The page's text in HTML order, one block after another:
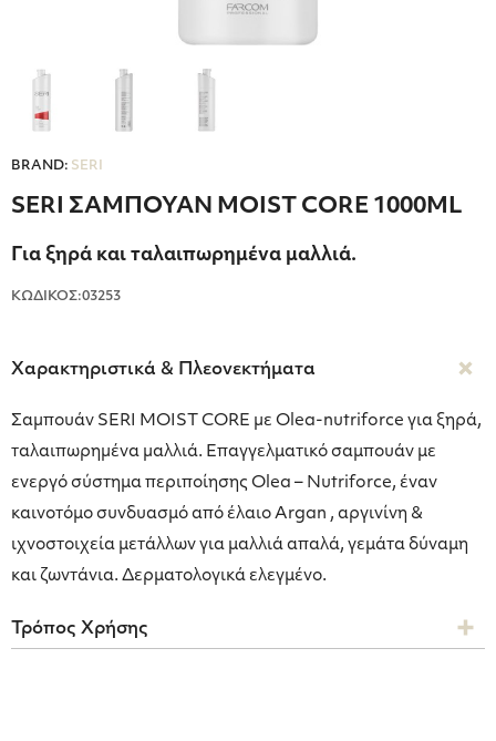
BRAND: SERI
SERI ΣΑΜΠΟΥΑΝ MOIST CORE 1000ML
Για ξηρά και ταλαιπωρημένα μαλλιά.
ΚΩΔΙΚΟΣ:03253
Χαρακτηριστικά & Πλεονεκτήματα
Σαµπουάν SERI MOIST CORE µε Olea-nutriforce για ξηρά,
ταλαιπωρηµένα µαλλιά. Επαγγελματικό σαμπουάν με
ενεργό σύστημα περιποίησης Olea – Nutriforce, έναν
καινοτόμο συνδυασμό από έλαιο Argan , αργινίνη &
ιχνοστοιχεία μετάλλων για μαλλιά απαλά, γεμάτα δύναμη
και ζωντάνια. Δερματολογικά ελεγμένο.
Τρόπος Χρήσης